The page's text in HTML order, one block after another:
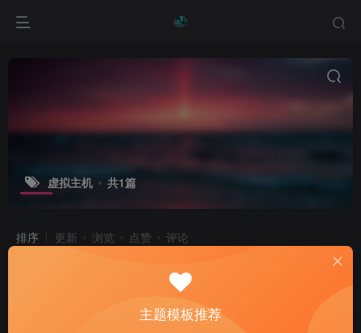
虚拟主机 共1篇
排序 更新 浏览 点赞 评论
探索吉利屋科技网：创新科技与便捷服
务的融合
产品介绍 企业文化
主题模板推荐